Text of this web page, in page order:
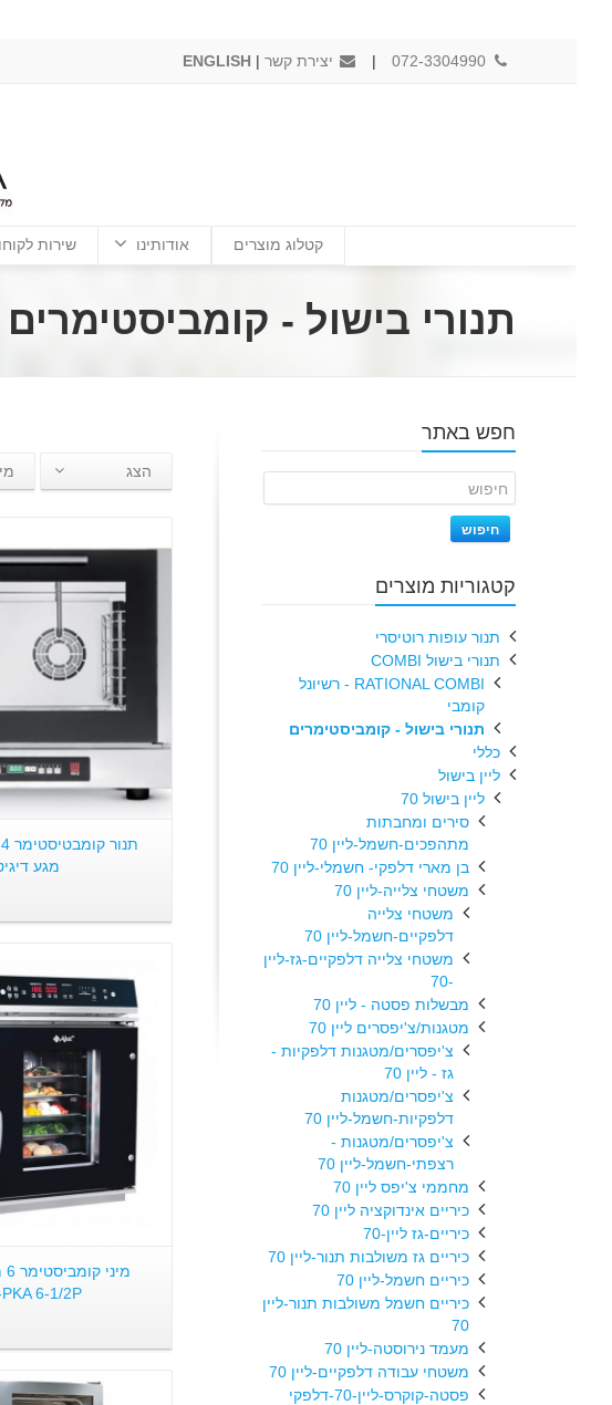
| יצירת קשר |
ENGLISH
קטלוג מוצרים אודותינו שירות
תנורי בישול - קומביסטימרים
הצג
מגע
פרטים:
6-1/2P
חפש באתר
חיפוש
קטגוריות מוצרים
תנור עופות רוטיסרי
תנורי בישול COMBI
RATIONAL COMBI - רשיונל
קומבי
תנורי בישול - קומביסטימרים
כללי
ליין בישול
ליין בישול 70
סירים ומחבתות
מתהפכים-חשמל-ליין 70
בן מארי דלפקי- חשמלי-ליין 70
משטחי צלייה-ליין 70
משטחי צלייה
דלפקיים-חשמל-ליין 70
משטחי צלייה דלפקיים-גז-ליין
-70
מבשלות פסטה - ליין 70
מטגנות/צ'יפסרים ליין 70
צ'יפסרים/מטגנות דלפקיות -
גז - ליין 70
צ'יפסרים/מטגנות
דלפקיות-חשמל-ליין 70
צ'יפסרים/מטגנות -
רצפתי-חשמל-ליין 70
מחממי צ'יפס ליין 70
כיריים אינדוקציה ליין 70
כיריים-גז ליין-70
כיריים גז משולבות תנור-ליין 70
כיריים חשמל-ליין 70
כיריים חשמל משולבות תנור-ליין
70
מעמד נירוסטה-ליין 70
משטחי עבודה דלפקיים-ליין 70
פסטה-קוקרס-ליין-70-דלפקי